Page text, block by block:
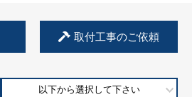
取付工事のご依頼
以下から選択して下さい